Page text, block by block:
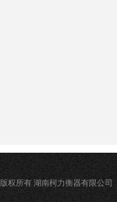
版权所有 湖南柯力衡器有限公司